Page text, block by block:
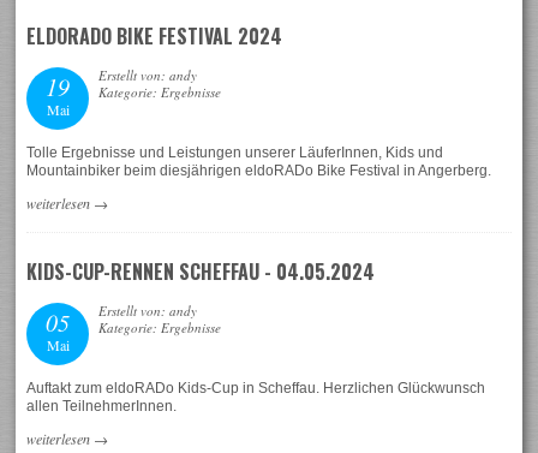
ELDORADO BIKE FESTIVAL 2024
19
Mai
Erstellt von: andy
Kategorie: Ergebnisse
Tolle Ergebnisse und Leistungen unserer LäuferInnen, Kids und
Mountainbiker beim diesjährigen eldoRADo Bike Festival in Angerberg.
weiterlesen →
KIDS-CUP-RENNEN SCHEFFAU - 04.05.2024
05
Mai
Erstellt von: andy
Kategorie: Ergebnisse
Auftakt zum eldoRADo Kids-Cup in Scheffau. Herzlichen Glückwunsch
allen TeilnehmerInnen.
weiterlesen →